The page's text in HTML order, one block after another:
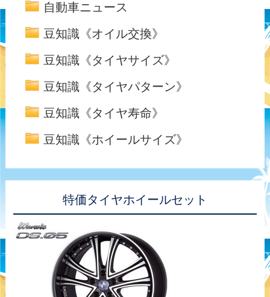
自動車ニュース
豆知識《オイル交換》
豆知識《タイヤサイズ》
豆知識《タイヤパターン》
豆知識《タイヤ寿命》
豆知識《ホイールサイズ》
特価タイヤホイールセット